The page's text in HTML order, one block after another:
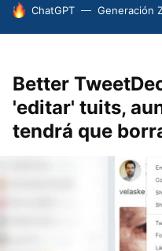
HOY SE HABLA DE
ChatGPT Generación
Better
'editar' tuits,
tendrá que